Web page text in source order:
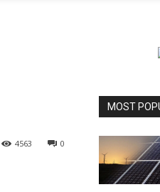
0
4563
MOST